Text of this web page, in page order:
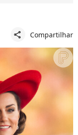
share Compartilhar